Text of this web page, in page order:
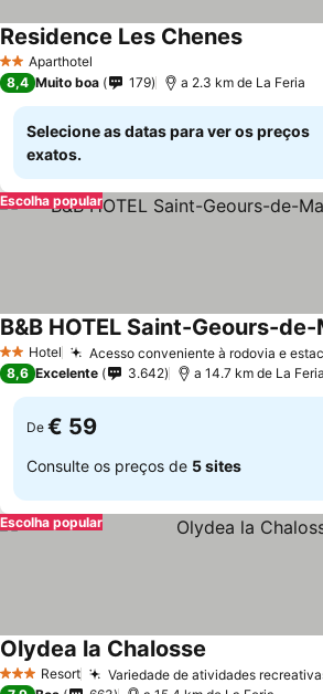
2 EstrelasAparthotel
Residence Les Chenes
8,4 Muito boa 179 a 2.3 km de La Feria
Selecione as datas para ver os preços
exatos.
Escolha popular
2 Estrelas
Hotel Acesso conveniente à rodovia e
8,6 Excelente 3.642 a 14.7 km de La Feria
De € 59
Consulte os preços de 5 sites
Escolha popular
3 EstrelasResort Variedade de atividades
Olydea la Chalosse